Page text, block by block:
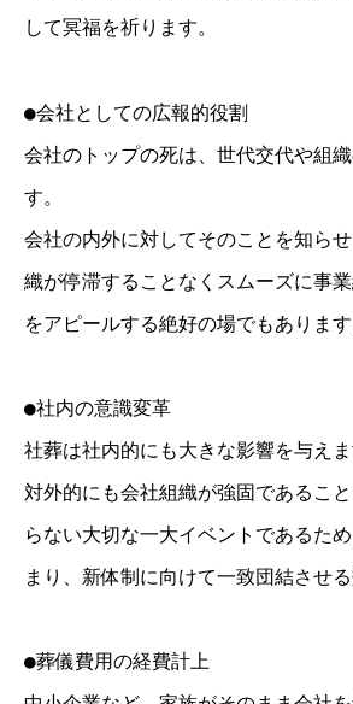
して冥福を祈ります。
●会社としての広報的役割
会社のトップの死は、世代交代や組
す。
会社の内外に対してそのことを知ら
織が停滞することなくスムーズに事
をアピールする絶好の場でもあります
●社内の意識変革
社葬は社内的にも大きな影響を与えま
対外的にも会社組織が強固であるこ
らない大切な一大イベントであるた
まり、新体制に向けて一致団結させる
●葬儀費用の経費計上